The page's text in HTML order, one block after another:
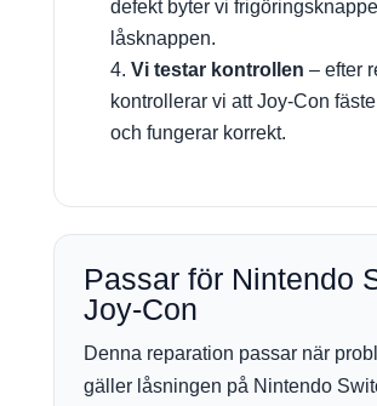
defekt byter vi
låsknappen.
Vi testar kontrollen – efter
kontrollerar vi att Joy-Con
och fungerar korrekt.
Passar för Nintendo
Joy-Con
Denna reparation passar när
gäller låsningen på Nintendo